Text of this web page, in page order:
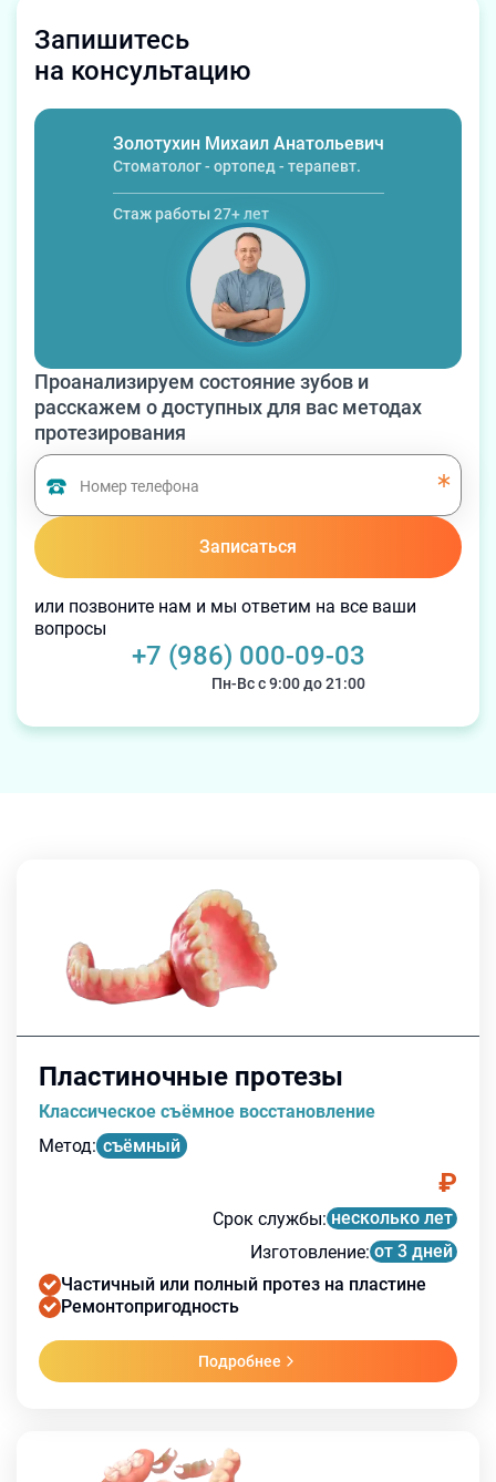
Запишитесь
на консультацию
Золотухин Михаил Анатольевич
Стоматолог - ортопед - терапевт.
Стаж работы 27+ лет
Проанализируем состояние зубов и
расскажем о доступных для вас методах
протезирования
Записаться
или позвоните нам и мы ответим на все ваши
вопросы
+7 (986) 000-09-03
Пн-Вс с 9:00 до 21:00
Пластиночные протезы
Классическое съёмное восстановление
Метод: съёмный
₽
Срок службы: несколько лет
Изготовление: от 3 дней
Частичный или полный протез на пластине
Ремонтопригодность
Подробнее